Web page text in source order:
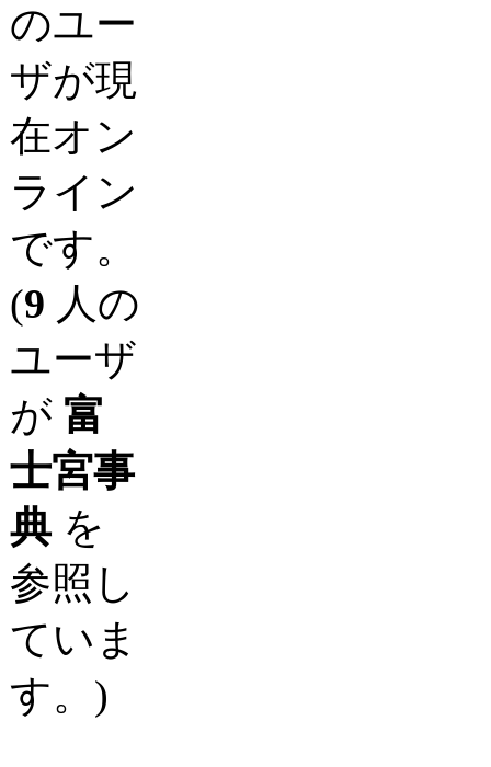
のユー
ザが現
在オン
ライン
です。
(9 人の
ユーザ
が 富
士宮事
典 を
参照し
ていま
す。)